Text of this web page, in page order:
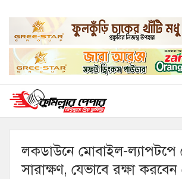
লকডাউনে মোবাইল-ল্যাপটপে
সারাক্ষণ, যেভাবে রক্ষা